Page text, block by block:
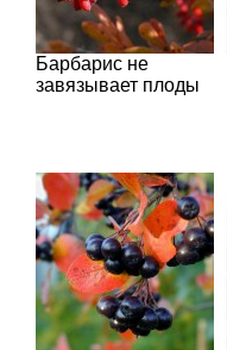
Барбарис не
завязывает плоды